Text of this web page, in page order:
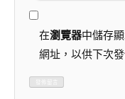
在瀏覽器中儲存
網址，以供下次